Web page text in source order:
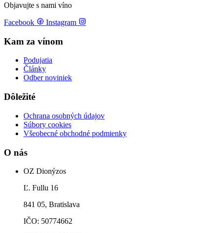
Objavujte s nami víno
Facebook Instagram
Kam za vínom
Podujatia
Články
Odber noviniek
Dôležité
Ochrana osobných údajov
Súbory cookies
Všeobecné obchodné podmienky
O nás
OZ Dionýzos
Ľ. Fullu 16
841 05, Bratislava
IČO: 50774662